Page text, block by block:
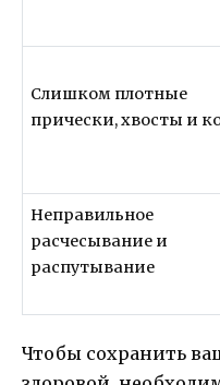
Слишком плотные
прически, хвосты и
Неправильное
расчесывание и
распутывание
Чтобы сохранить